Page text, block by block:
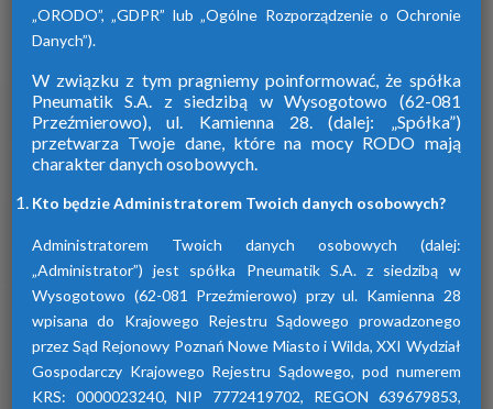
Firma Pneumatik pojawiła się na rynku
sprężonego powietrza, dostarczając
urządzeń.
Dowiedz się więcej
„ORODO”, „GDPR” lub „Ogólne Rozporządzenie o Ochronie
Danych”).
W związku z tym pragniemy poinformować, że spółka
Pneumatik S.A. z siedzibą w Wysogotowo (62-081
Przeźmierowo), ul. Kamienna 28. (dalej: „Spółka”)
przetwarza Twoje dane, które na mocy RODO mają
charakter danych osobowych.
Kto będzie Administratorem Twoich danych osobowych?
Administratorem Twoich danych osobowych (dalej:
„Administrator”) jest spółka Pneumatik S.A. z siedzibą w
Wysogotowo (62-081 Przeźmierowo) przy ul. Kamienna 28
wpisana do Krajowego Rejestru Sądowego prowadzonego
przez Sąd Rejonowy Poznań Nowe Miasto i Wilda, XXI Wydział
Gospodarczy Krajowego Rejestru Sądowego, pod numerem
KRS: 0000023240, NIP 7772419702, REGON 639679853,